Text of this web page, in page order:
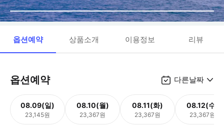
옵션예약 상품소개 이용정보 리뷰
옵션예약 다른날짜
08.09(일)
23,145원
08.10(월)
23,367원
08.11(화)
23,367원
08.12(수)
23,367원